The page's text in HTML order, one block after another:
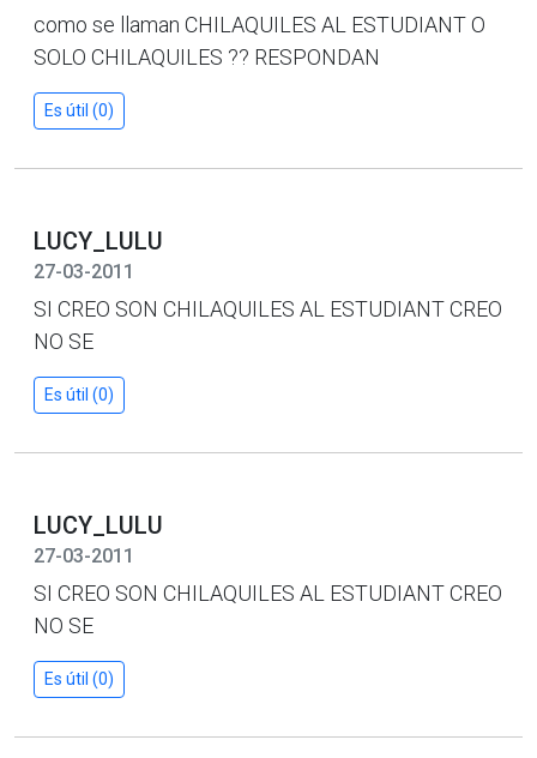
como se llaman CHILAQUILES AL ESTUDIANT O
SOLO CHILAQUILES ?? RESPONDAN
Es útil (0)
LUCY_LULU
27-03-2011
SI CREO SON CHILAQUILES AL ESTUDIANT CREO
NO SE
Es útil (0)
LUCY_LULU
27-03-2011
SI CREO SON CHILAQUILES AL ESTUDIANT CREO
NO SE
Es útil (0)